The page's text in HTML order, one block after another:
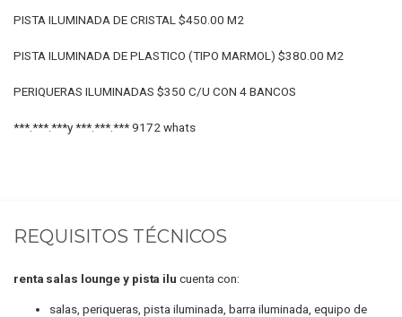
PISTA ILUMINADA DE CRISTAL $450.00 M2
PISTA ILUMINADA DE PLASTICO (TIPO MARMOL) $380.00 M2​
PERIQUERAS ILUMINADAS $350 C/U CON 4 BANCOS
***.***.***y ***.***.*** 9172 whats
REQUISITOS TÉCNICOS
renta salas lounge y pista ilu cuenta con:
salas, periqueras, pista iluminada, barra iluminada, equipo de